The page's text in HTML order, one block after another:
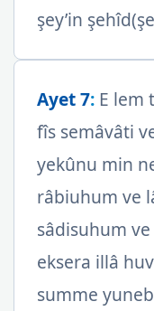
şey’in
Ayet 7: E lem
fîs semâvâti
yekûnu min
râbiuhum ve
sâdisuhum
eksera illâ
summe